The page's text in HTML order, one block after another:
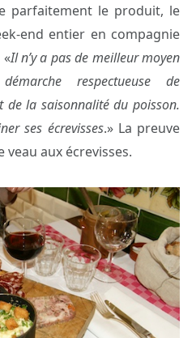
parfaitement le produit, le
end entier en compagnie
Il n’y a pas de meilleur moyen
respectueuse de
de la saisonnalité du poisson.
ses écrevisses.» La preuve
aux écrevisses.